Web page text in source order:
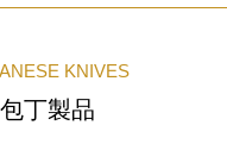
KNIVES
包丁製品